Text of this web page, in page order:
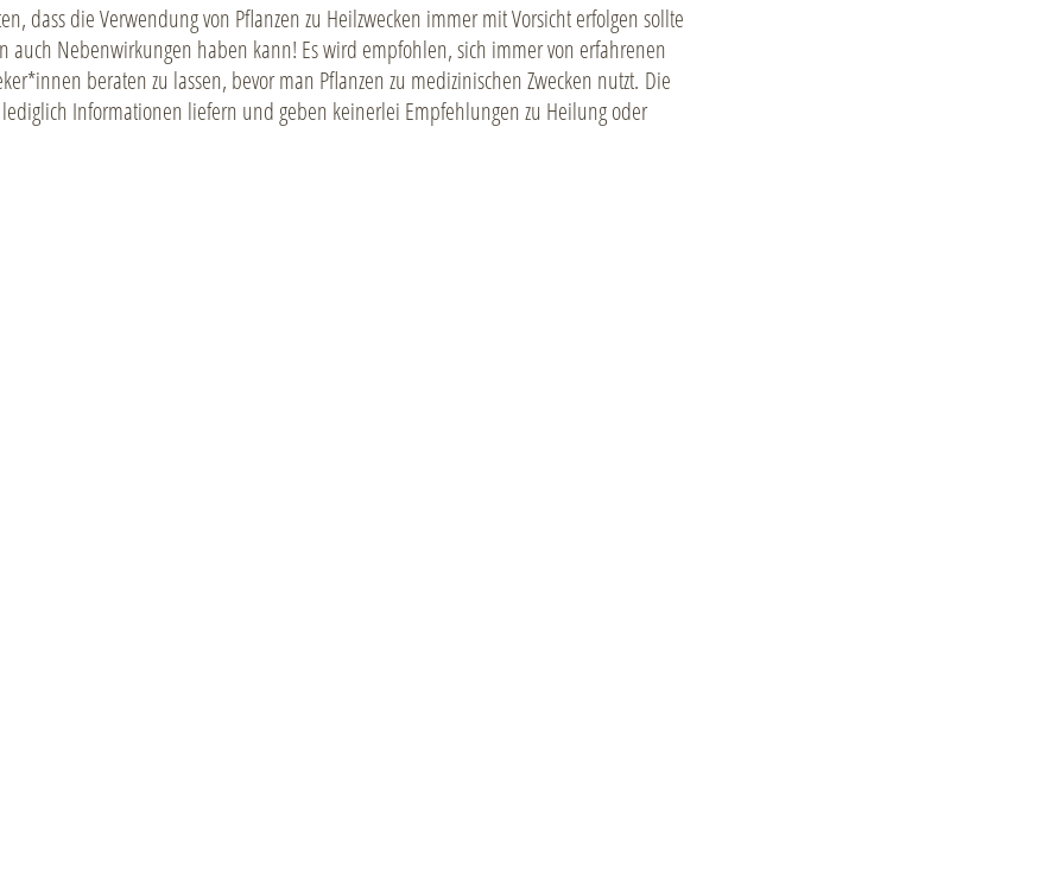
dass die Verwendung von Pflanzen zu Heilzwecken immer mit Vorsicht erfolgen sollte
auch Nebenwirkungen haben kann! Es wird empfohlen, sich immer von erfahrenen
beraten zu lassen, bevor man Pflanzen zu medizinischen Zwecken nutzt. Die
Informationen liefern und geben keinerlei Empfehlungen zu Heilung oder